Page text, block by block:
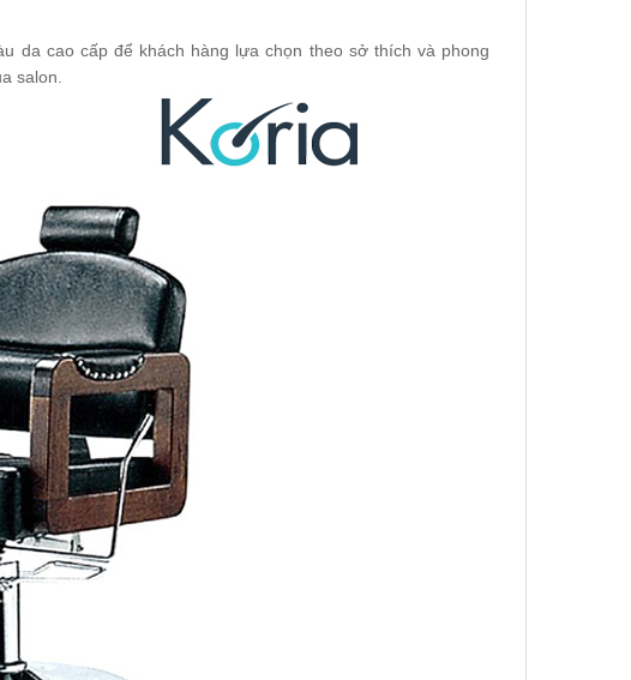
da cao cấp để khách hàng lựa chọn theo sở thích và phong
salon.